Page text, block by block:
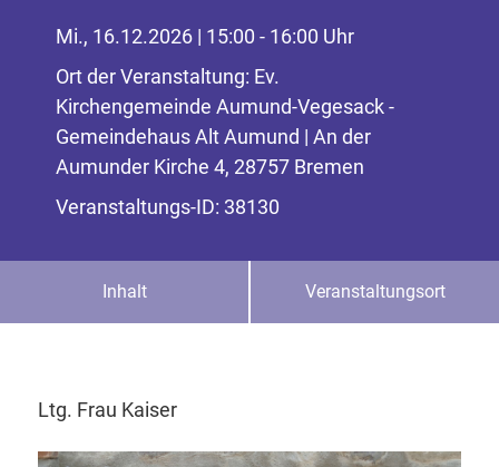
Mi., 16.12.2026 | 15:00 - 16:00 Uhr
Ort der Veranstaltung: Ev.
Kirchengemeinde Aumund-Vegesack -
Gemeindehaus Alt Aumund | An der
Aumunder Kirche 4, 28757 Bremen
Veranstaltungs-ID: 38130
Inhalt Veranstaltungsort
Ltg. Frau Kaiser